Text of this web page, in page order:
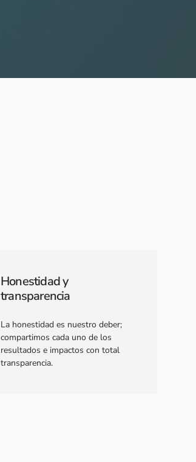
Honestidad y
transparencia
La honestidad es nuestro deber;
compartimos cada uno de los
resultados e impactos con total
transparencia.